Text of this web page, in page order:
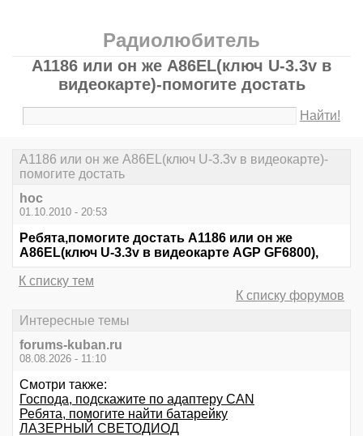
Радиолюбитель
A1186 или он же A86EL(ключ U-3.3v в
видеокарте)-помогите достать
Найти!
A1186 или он же A86EL(ключ U-3.3v в видеокарте)-
помогите достать
hoc
01.10.2010 - 20:53
Ребята,помогите достать A1186 или он же
A86EL(ключ U-3.3v в видеокарте AGP GF6800),
К списку тем
К списку форумов
Интересные темы
forums-kuban.ru
08.08.2026 - 11:10
Смотри также:
Господа, подскажите по адаптеру CAN
Ребята, помогите найти батарейку
ЛАЗЕРНЫЙ СВЕТОДИОД